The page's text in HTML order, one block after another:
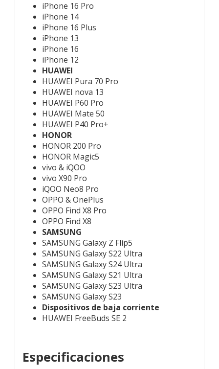
iPhone 16 Pro
iPhone 14
iPhone 16 Plus
iPhone 13
iPhone 16
iPhone 12
HUAWEI
HUAWEI Pura 70 Pro
HUAWEI nova 13
HUAWEI P60 Pro
HUAWEI Mate 50
HUAWEI P40 Pro+
HONOR
HONOR 200 Pro
HONOR Magic5
vivo & iQOO
vivo X90 Pro
iQOO Neo8 Pro
OPPO & OnePlus
OPPO Find X8 Pro
OPPO Find X8
SAMSUNG
SAMSUNG Galaxy Z Flip5
SAMSUNG Galaxy S22 Ultra
SAMSUNG Galaxy S24 Ultra
SAMSUNG Galaxy S21 Ultra
SAMSUNG Galaxy S23 Ultra
SAMSUNG Galaxy S23
Dispositivos de baja corriente
HUAWEI FreeBuds SE 2
Especificaciones